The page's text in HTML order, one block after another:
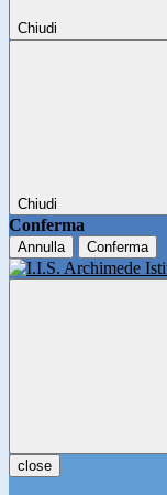
Chiudi
Chiudi
Conferma
Annulla Conferma
close